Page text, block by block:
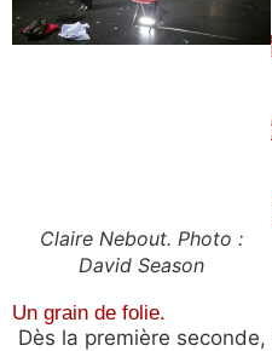
Claire Nebout. Photo :
David Season
Un grain de folie.
Dès la première